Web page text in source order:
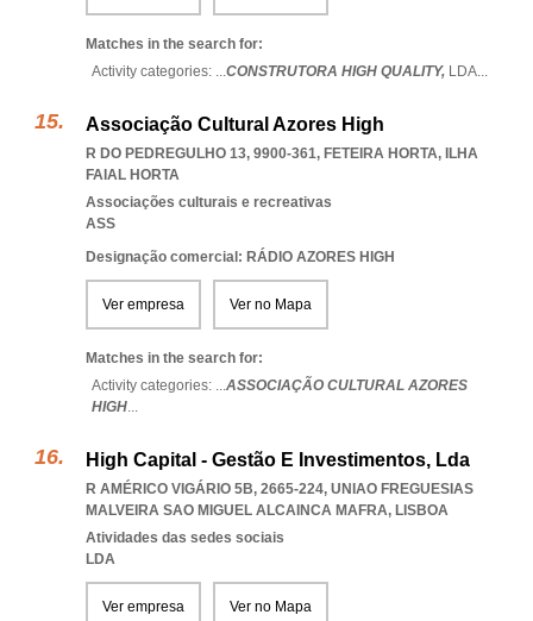
Matches in the search for:
Activity categories: ...CONSTRUTORA HIGH QUALITY, LDA...
Associação Cultural Azores High
R DO PEDREGULHO 13, 9900-361, FETEIRA HORTA, ILHA
FAIAL HORTA
Associações culturais e recreativas
ASS
Designação comercial: RÁDIO AZORES HIGH
Ver empresa Ver no Mapa
Matches in the search for:
Activity categories: ...ASSOCIAÇÃO CULTURAL AZORES
HIGH...
High Capital - Gestão E Investimentos, Lda
R AMÉRICO VIGÁRIO 5B, 2665-224, UNIAO FREGUESIAS
MALVEIRA SAO MIGUEL ALCAINCA MAFRA, LISBOA
Atividades das sedes sociais
LDA
Ver empresa Ver no Mapa